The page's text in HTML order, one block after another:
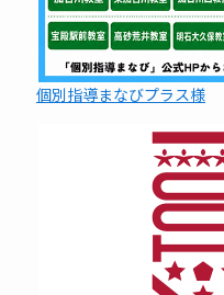
個別指導まなびプラス様